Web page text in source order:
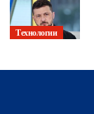
Технологии